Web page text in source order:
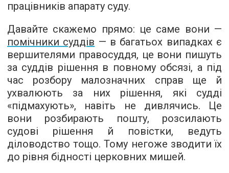
працівників апарату суду.
Давайте скажемо прямо: це саме вони —
помічники суддів — в багатьох випадках є
вершителями правосуддя, це вони пишуть
за суддів рішення в повному обсязі, а під
час розбору малозначних справ ще й
ухвалюють за них рішення, які судді
«підмахують», навіть не дивлячись. Це
вони розбирають пошту, розсилають
судові рішення й повістки, ведуть
діловодство тощо. Тому негоже зводити їх
до рівня бідності церковних мишей.